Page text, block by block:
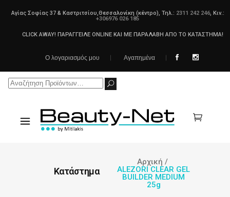
Αγίας Σοφίας 37 & Καστριτσίου,Θεσσαλονίκη (κέντρο), Τηλ.: 2311 242 246, Κιν.:
+306976 026 185
CLICK AWAY! ΠΑΡΑΓΓΕΙΛΕ ONLINE ΚΑΙ ΜΕ ΠΑΡΑΛΑΒΗ ΑΠΟ ΤΟ ΚΑΤΑΣΤΗΜΑ!
Ο λογαριασμός μου Αγαπημένα
Search
Κατάστημα
Αρχική /
ALEZORI CLEAR GEL
BUILDER MEDIUM
25g